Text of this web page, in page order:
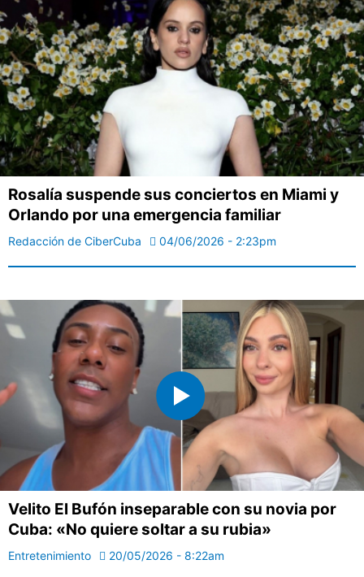
Rosalía suspende sus conciertos en Miami y
Orlando por una emergencia familiar
Redacción de CiberCuba 04/06/2026 - 2:23pm
Velito El Bufón inseparable con su novia por
Cuba: «No quiere soltar a su rubia»
Entretenimiento 20/05/2026 - 8:22am